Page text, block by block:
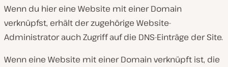
Wenn du hier eine Website mit einer Domain
verknüpfst, erhält der zugehörige Website-
Administrator auch Zugriff auf die DNS-Einträge der Site.
Wenn eine Website mit einer Domain verknüpft ist, die